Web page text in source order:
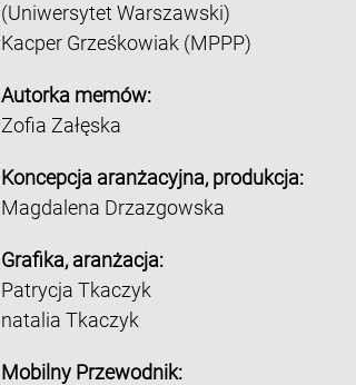
(Uniwersytet Warszawski)
Kacper Grześkowiak (MPPP)
Autorka memów:
Zofia Załęska
Koncepcja aranżacyjna, produkcja:
Magdalena Drzazgowska
Grafika, aranżacja:
Patrycja Tkaczyk
natalia Tkaczyk
Mobilny Przewodnik: